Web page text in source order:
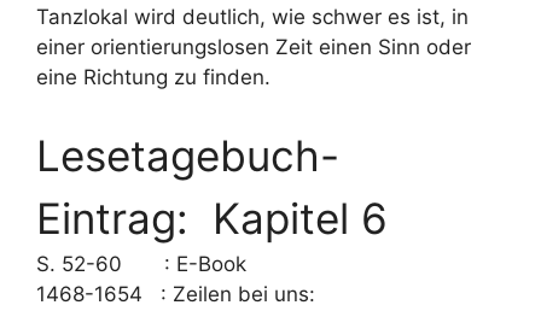
Tanzlokal wird deutlich, wie schwer es ist, in
einer orientierungslosen Zeit einen Sinn oder
eine Richtung zu finden.
Lesetagebuch-
Eintrag: Kapitel 6
S. 52-60 : E-Book
1468-1654 : Zeilen bei uns: